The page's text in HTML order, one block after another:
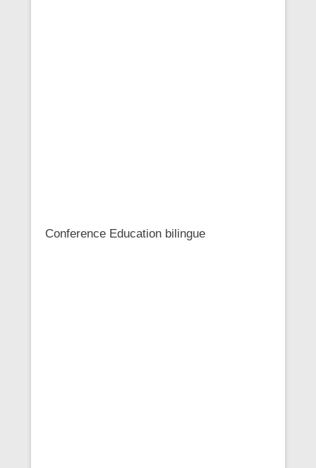
Conference Education bilingue